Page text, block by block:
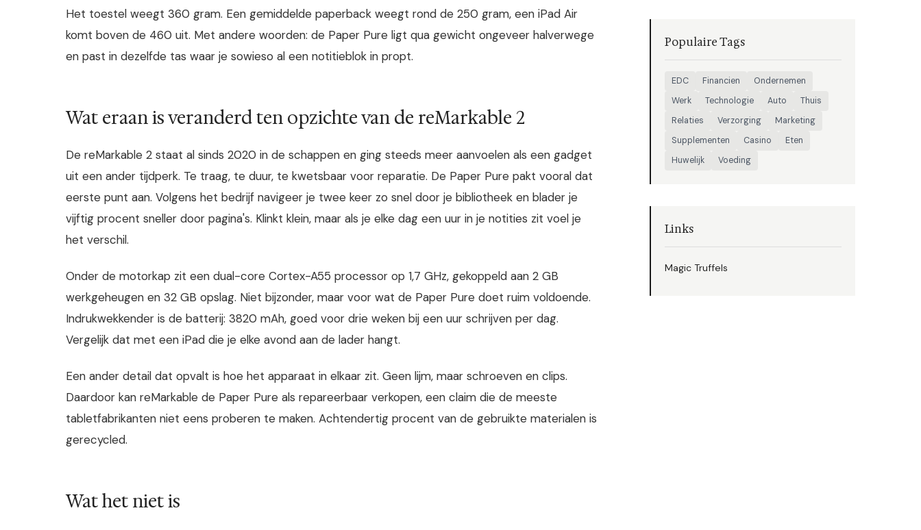
Het toestel weegt 360 gram. Een gemiddelde paperback weegt rond de 250 gram, een iPad Air
komt boven de 460 uit. Met andere woorden: de Paper Pure ligt qua gewicht ongeveer halverwege
en past in dezelfde tas waar je sowieso al een notitieblok in propt.
Wat eraan is veranderd ten opzichte van de reMarkable 2
De reMarkable 2 staat al sinds 2020 in de schappen en ging steeds meer aanvoelen als een gadget
uit een ander tijdperk. Te traag, te duur, te kwetsbaar voor reparatie. De Paper Pure pakt vooral dat
eerste punt aan. Volgens het bedrijf navigeer je twee keer zo snel door je bibliotheek en blader je
vijftig procent sneller door pagina's. Klinkt klein, maar als je elke dag een uur in je notities zit voel je
het verschil.
Onder de motorkap zit een dual-core Cortex-A55 processor op 1,7 GHz, gekoppeld aan 2 GB
werkgeheugen en 32 GB opslag. Niet bijzonder, maar voor wat de Paper Pure doet ruim voldoende.
Indrukwekkender is de batterij: 3820 mAh, goed voor drie weken bij een uur schrijven per dag.
Vergelijk dat met een iPad die je elke avond aan de lader hangt.
Een ander detail dat opvalt is hoe het apparaat in elkaar zit. Geen lijm, maar schroeven en clips.
Daardoor kan reMarkable de Paper Pure als repareerbaar verkopen, een claim die de meeste
tabletfabrikanten niet eens proberen te maken. Achtendertig procent van de gebruikte materialen is
gerecycled.
Wat het niet is
Populaire Tags
EDC Financien
Ondernemen
Werk
Technologie Auto
Thuis
Relaties
Verzorging
Marketing
Supplementen
Casino
Eten
Huwelijk
Voeding
Links
Magic Truffels